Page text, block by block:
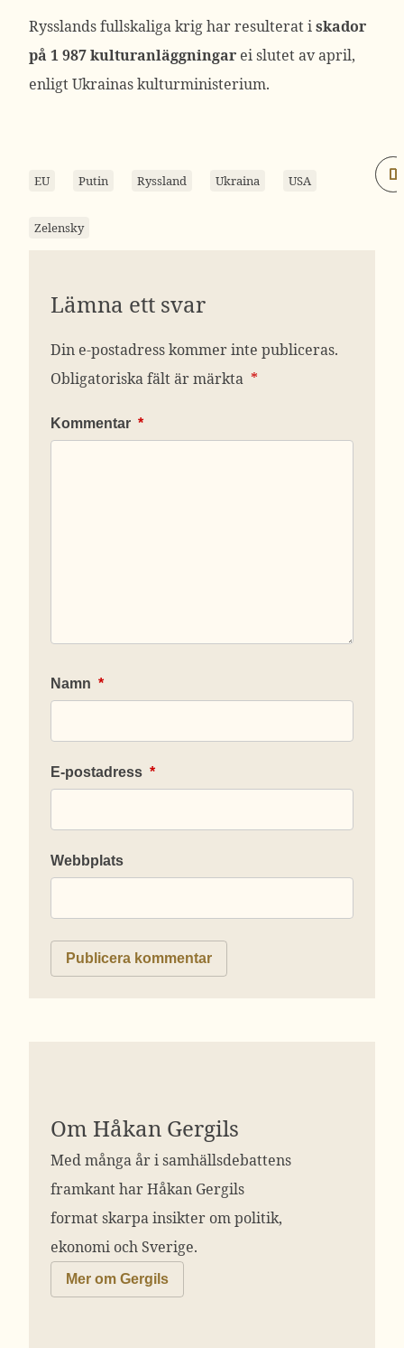
Rysslands fullskaliga krig har resulterat iskador
på 1 987 kulturanläggningar ei slutet av april,
enligt Ukrainas kulturministerium.
EU Putin Ryssland Ukraina USA
Zelensky
Lämna ett svar
Din e-postadress kommer inte publiceras.
Obligatoriska fält är märkta *
Kommentar *
Namn *
E-postadress *
Webbplats
Om Håkan Gergils
Med många år i samhällsdebattens
framkant har Håkan Gergils
format skarpa insikter om politik,
ekonomi och Sverige.
Mer om Gergils